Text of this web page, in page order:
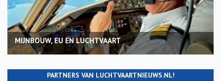
MIJNBOUW, EU EN LUCHTVAART
PARTNERS VAN LUCHTVAARTNIEUWS.NL!